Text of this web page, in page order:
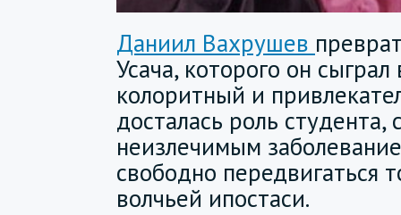
Даниил Вахрушев
Усача, которого он
колоритный и
досталась роль
неизлечимым
свободно передвигаться
волчьей ипостаси.